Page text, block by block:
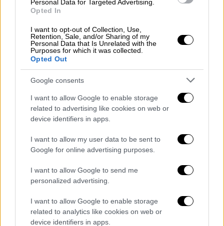
Personal Data for Targeted Advertising.
Opted In
I want to opt-out of Collection, Use,
Retention, Sale, and/or Sharing of my
Personal Data that Is Unrelated with the
Purposes for which it was collected.
Opted Out
Google consents
I want to allow Google to enable storage
related to advertising like cookies on web or
device identifiers in apps.
I want to allow my user data to be sent to
Google for online advertising purposes.
I want to allow Google to send me
personalized advertising.
I want to allow Google to enable storage
related to analytics like cookies on web or
device identifiers in apps.
επικαιροποίηση του σχεδίου δράσης. Αυτό
περιλαμβάνει την άμεση διάθεση
προσωπικού και μηχανημάτων σε κομβικά
σημεία, ώστε να υπάρξει γρήγορη
ανταπόκριση αν παρουσιαστεί ανάγκη.
Τέλος, και ηΗλεία αντιμετώπισε
μικροπροβλήματα.Σύμφωνα με τις
μετρήσεις έως το απόγευμα της Κυριακής,
καταγράφηκαν84,4 χιλιοστά βροχής στον
Πύργο, 65 χιλιοστά στην Ανδρίτσαινα και 64
χιλιοστά στην Ωλένη.